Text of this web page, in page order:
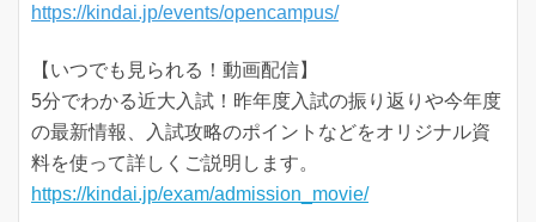
https://kindai.jp/events/opencampus/
【いつでも見られる！動画配信】
5分でわかる近大入試！昨年度入試の振り返りや今年度
の最新情報、入試攻略のポイントなどをオリジナル資
料を使って詳しくご説明します。
https://kindai.jp/exam/admission_movie/